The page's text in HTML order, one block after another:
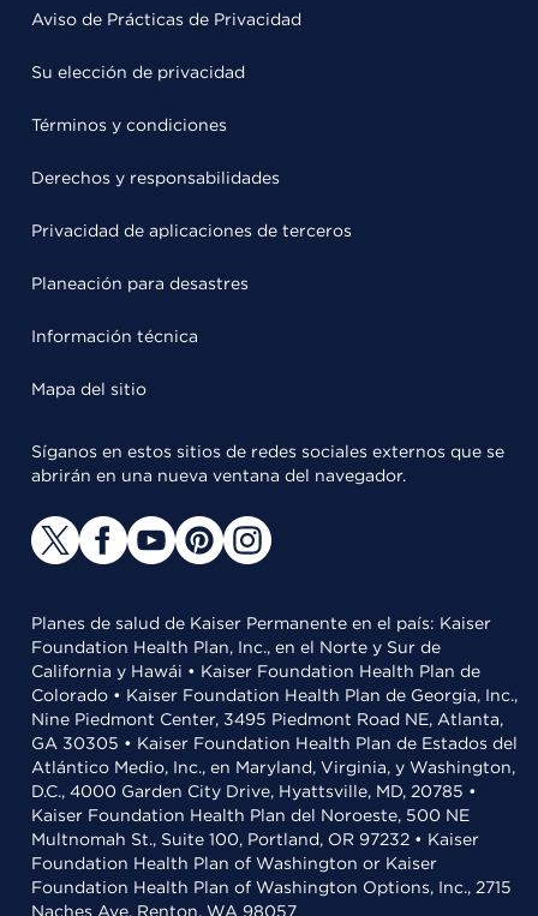
Aviso de Prácticas de Privacidad
Su elección de privacidad
Términos y condiciones
Derechos y responsabilidades
Privacidad de aplicaciones de terceros
Planeación para desastres
Información técnica
Mapa del sitio
Síganos en estos sitios de redes sociales externos que se
abrirán en una nueva ventana del navegador.
Planes de salud de Kaiser Permanente en el país: Kaiser
Foundation Health Plan, Inc., en el Norte y Sur de
California y Hawái • Kaiser Foundation Health Plan de
Colorado • Kaiser Foundation Health Plan de Georgia, Inc.,
Nine Piedmont Center, 3495 Piedmont Road NE, Atlanta,
GA 30305 • Kaiser Foundation Health Plan de Estados del
Atlántico Medio, Inc., en Maryland, Virginia, y Washington,
D.C., 4000 Garden City Drive, Hyattsville, MD, 20785 •
Kaiser Foundation Health Plan del Noroeste, 500 NE
Multnomah St., Suite 100, Portland, OR 97232 • Kaiser
Foundation Health Plan of Washington or Kaiser
Foundation Health Plan of Washington Options, Inc., 2715
Naches Ave, Renton, WA 98057